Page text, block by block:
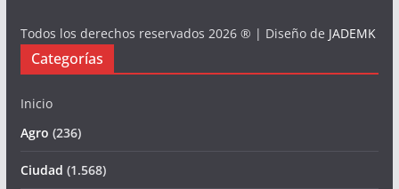
Todos los derechos reservados 2026 ® | Diseño de JADEMK
Categorías
Inicio
Agro (236)
Ciudad (1.568)